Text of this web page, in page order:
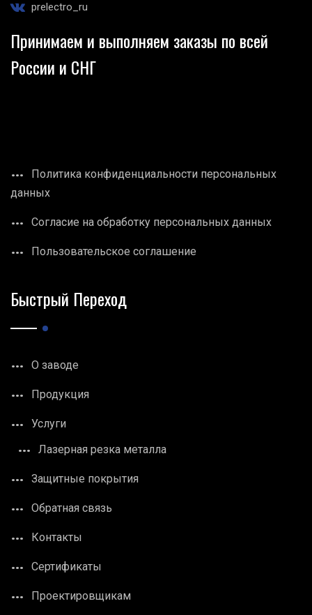
prelectro_ru
Принимаем и выполняем заказы по всей
России и СНГ
Политика конфиденциальности персональных
данных
Согласие на обработку персональных данных
Пользовательское соглашение
Быстрый Переход
О заводе
Продукция
Услуги
Лазерная резка металла
Защитные покрытия
Обратная связь
Контакты
Сертификаты
Проектировщикам